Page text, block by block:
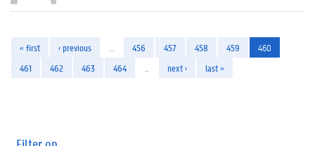
« first ‹ previous 456 457 458 459
460
461
462 463 464 next › last »